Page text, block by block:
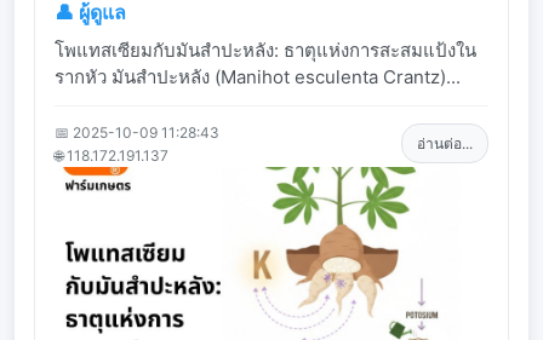
👤 ผู้ดูแล
โพแทสเซียมกับมันสำปะหลัง: ธาตุแห่งการสะสมแป้งใน
รากหัว มันสำปะหลัง (Manihot esculenta Crantz)...
📅 2025-10-09 11:28:43
🌐 118.172.191.137
อ่านต่อ...